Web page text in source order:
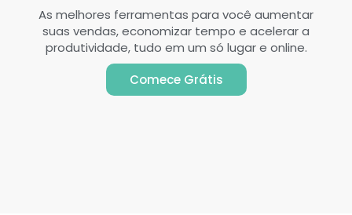
As melhores ferramentas para você aumentar
suas vendas, economizar tempo e acelerar a
produtividade, tudo em um só lugar e online.
Comece Grátis